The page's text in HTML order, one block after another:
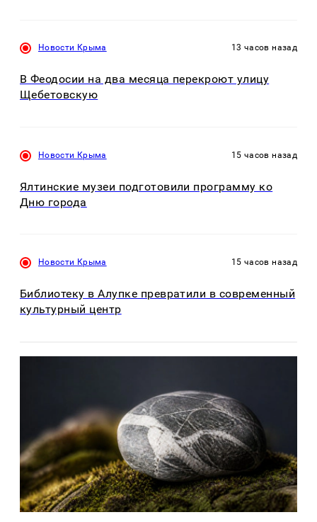
Новости Крыма 13 часов назад
В Феодосии на два месяца перекроют улицу
Щебетовскую
Новости Крыма 15 часов назад
Ялтинские музеи подготовили программу ко
Дню города
Новости Крыма 15 часов назад
Библиотеку в Алупке превратили в современный
культурный центр